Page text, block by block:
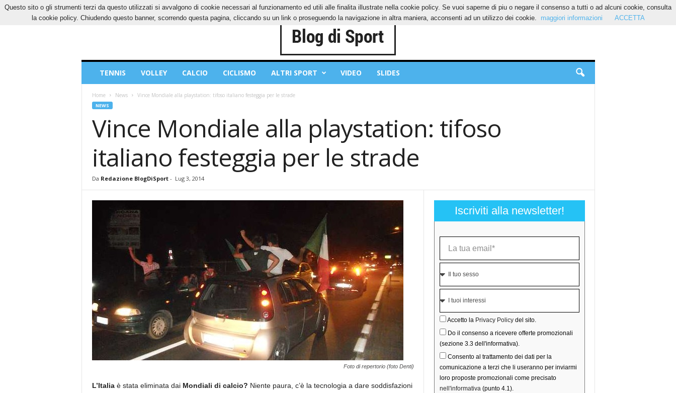
VENERDÌ, 7 AGOSTO 2026 CONTATTI COOKIES PRIVACY POLICY
Sport
TENNIS VOLLEY CALCIO CICLISMO ALTRI SPORT VIDEO SLIDES
Home News Vince Mondiale alla playstation: tifoso italiano festeggia per le strade
NEWS
Vince Mondiale alla playstation: tifoso
italiano festeggia per le strade
Da Redazione BlogDiSport- Lug 3, 2014
Foto di repertorio (foto Denti)
L’Italiaè stata eliminata daiMondiali di calcio? Niente paura, c’è la tecnologia a dare soddisfazioni
Iscriviti alla newsletter!
Accetto la Privacy Policydel sito.
Do il consenso a ricevere offerte promozionali
(sezione 3.3 dell'informativa).
Consento al trattamento dei dati per la
comunicazione a terzi che li useranno per inviarmi
loro proposte promozionali come precisato
nell'informativa(punto 4.1).
Questo sito o gli strumenti terzi da questo utilizzati si avvalgono di cookie necessari al funzionamento ed utili alle finalita illustrate nella cookie policy. Se vuoi saperne di piu o negare il consenso a tutti o ad alcuni cookie, consulta
la cookie policy. Chiudendo questo banner, scorrendo questa pagina, cliccando su un link o proseguendo la navigazione in altra maniera, acconsenti ad un utilizzo dei cookie.
maggiori informazioni ACCETTA